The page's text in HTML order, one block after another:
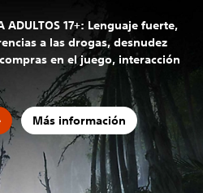
ADULTOS 17+: Lenguaje fuerte,
a las drogas, desnudez
en el juego, interacción
Más información